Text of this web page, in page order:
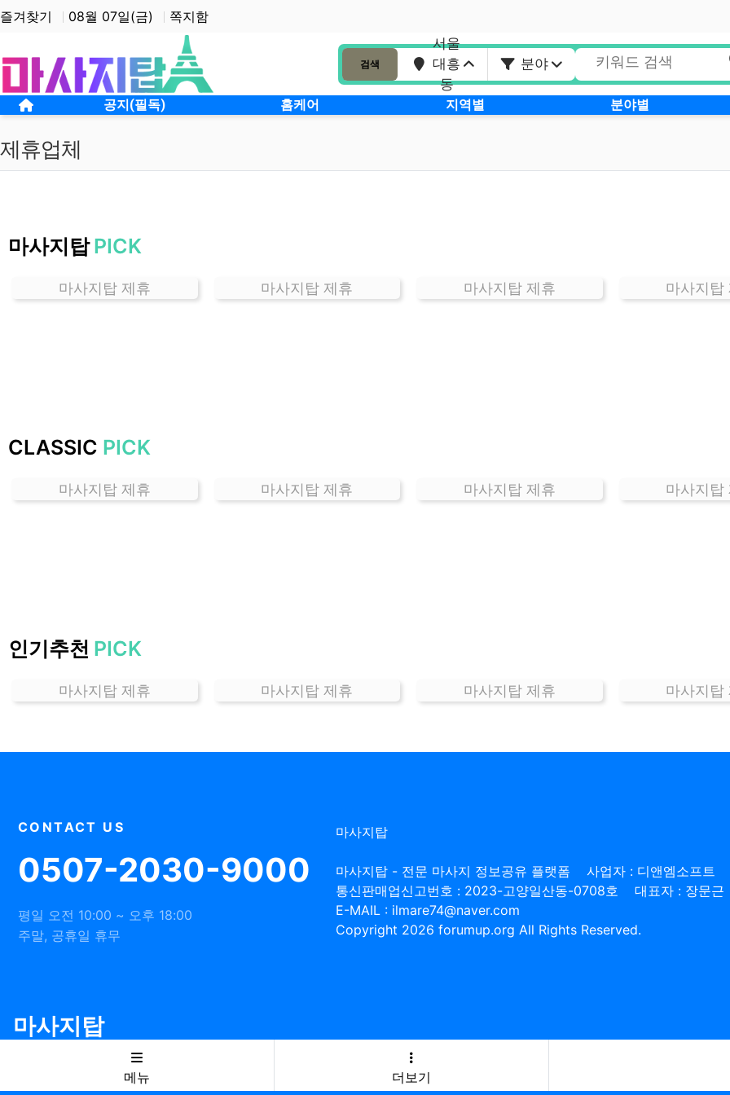
상단 네비
즐겨찾기 08월 07일(금) 쪽지함
검색
서울
대흥
동
분야
메인 메뉴 공지(필독) 홈케어 지역별 분야별
홈으로
제휴업체
대
치
할
마사지탑 PICK
마사지탑 제휴 마사지탑 제휴 마사지탑 제휴 마사지탑
CLASSIC PICK
마사지탑 제휴 마사지탑 제휴 마사지탑 제휴 마사지탑
인기추천 PICK
마사지탑 제휴 마사지탑 제휴 마사지탑 제휴 마사지탑
CONTACT US
0507-2030-9000
평일 오전 10:00 ~ 오후 18:00
주말, 공휴일 휴무
마사지탑
마사지탑 - 전문 마사지 정보공유 플랫폼
사업자 : 디앤엠소프트
통신판매업신고번호 : 2023-고양일산동-0708호
대표자 : 장문근
E-MAIL : ilmare74@naver.com
Copyright 2026 forumup.org All Rights Reserved.
마사지탑
메뉴
더보기